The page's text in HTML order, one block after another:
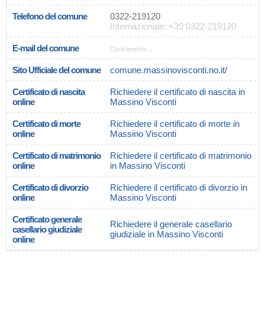
Telefono del comune
0322-219120
Internazionale: +39 0322-219120
E-mail del comune Caricamento...
Sito Ufficiale del comune comune.massinovisconti.no.it/
Certificato di nascita
online
Richiedere il certificato di nascita in
Massino Visconti
Certificato di morte
online
Richiedere il certificato di morte in
Massino Visconti
Certificato di matrimonio
online
Richiedere il certificato di matrimonio
in Massino Visconti
Certificato di divorzio
online
Richiedere il certificato di divorzio in
Massino Visconti
Certificato generale
casellario giudiziale
online
Richiedere il generale casellario
giudiziale in Massino Visconti